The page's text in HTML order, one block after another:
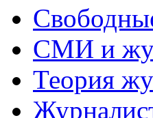
СМИ и
Теория